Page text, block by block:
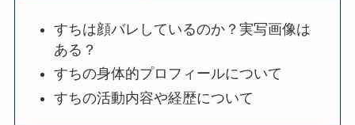
すちは顔バレしているのか？実写画像は
ある？
すちの身体的プロフィールについて
すちの活動内容や経歴について